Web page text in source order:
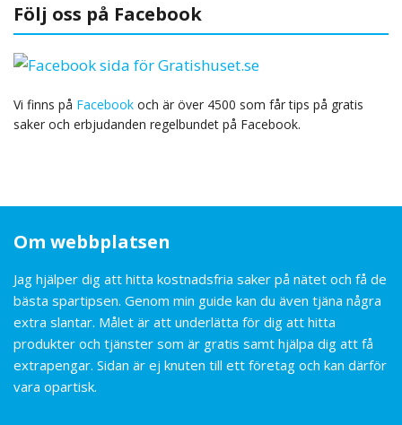
Följ oss på Facebook
Vi finns på Facebook och är över 4500 som får tips på gratis
saker och erbjudanden regelbundet på Facebook.
Om webbplatsen
Jag hjälper dig att hitta kostnadsfria saker på nätet och få de
bästa spartipsen. Genom min guide kan du även tjäna några
extra slantar. Målet är att underlätta för dig att hitta
produkter och tjänster som är gratis samt hjälpa dig att få
extrapengar. Sidan är ej knuten till ett företag och kan därför
vara opartisk.